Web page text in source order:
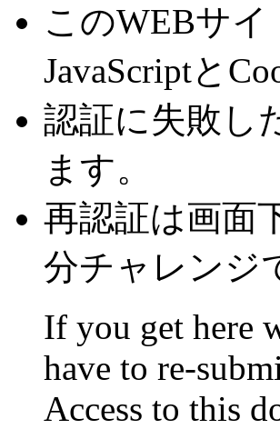
このWEBサ
JavaScriptと
認証に失敗し
ます。
再認証は画面
分チャレンジ
If you get here
have to re-
Access to this